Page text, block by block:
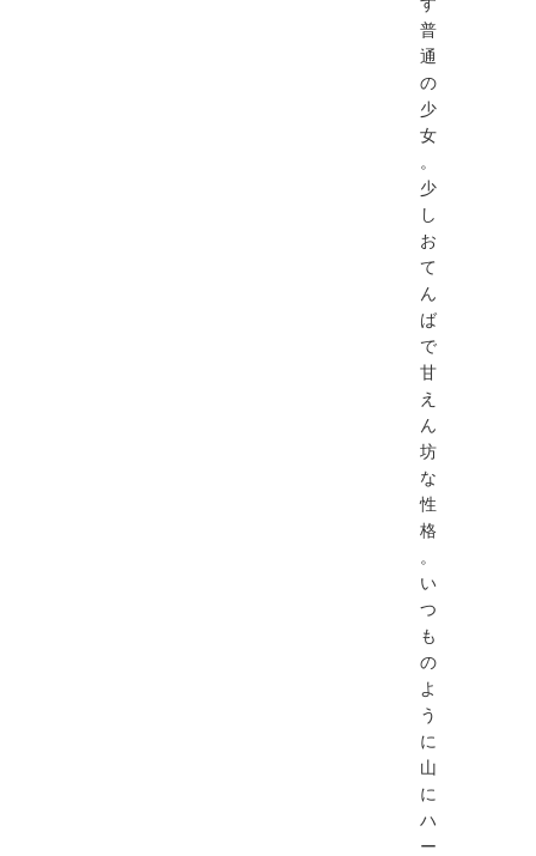
普
通
の
少
女
。
少
し
お
て
ん
ば
で
甘
え
ん
坊
な
性
格
。
い
つ
も
の
よ
う
に
山
に
ハ
ー